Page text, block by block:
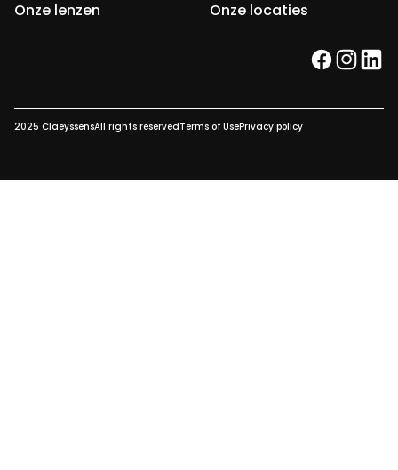
Onze lenzen
Onze locaties
facebook
2025 ClaeyssensAll rights reservedTerms of UsePrivacy policy